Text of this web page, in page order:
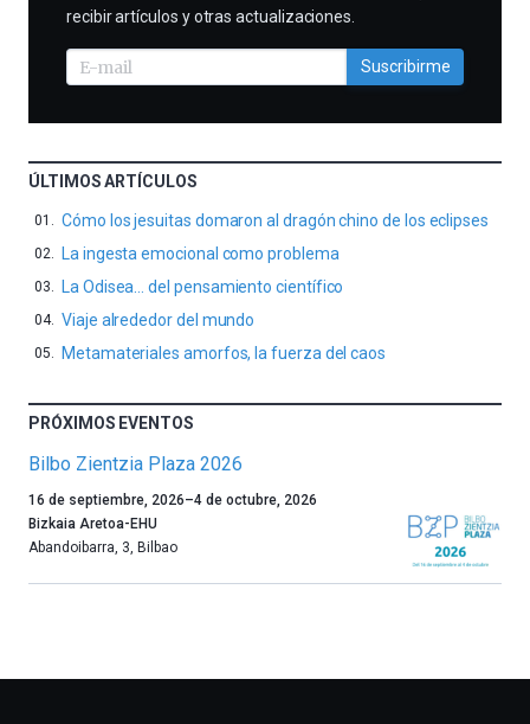
recibir artículos y otras actualizaciones.
Suscribirme
ÚLTIMOS ARTÍCULOS
Cómo los jesuitas domaron al dragón chino de los eclipses
La ingesta emocional como problema
La Odisea… del pensamiento científico
Viaje alrededor del mundo
Metamateriales amorfos, la fuerza del caos
PRÓXIMOS EVENTOS
Bilbo Zientzia Plaza 2026
Un
año
más,
16 de septiembre, 2026–4 de octubre, 2026
Bizkaia Aretoa-EHU
Abandoibarra, 3, Bilbao